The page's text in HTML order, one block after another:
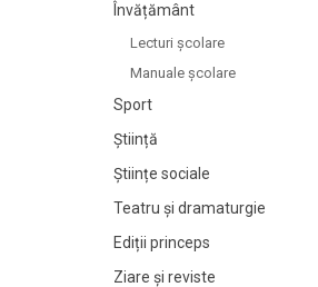
Învățământ
Lecturi şcolare
Manuale şcolare
Sport
Știință
Științe sociale
Teatru și dramaturgie
Ediții princeps
Ziare şi reviste